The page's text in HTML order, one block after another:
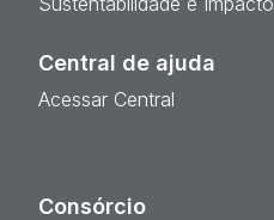
Central de ajuda
Acessar Central
Consórcio